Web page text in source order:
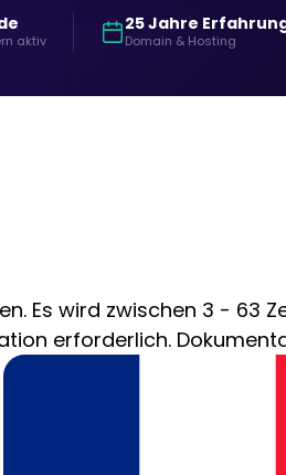
aktiv
25 Jahre
Domain & Hosting
Es wird zwischen 3 - 63
erforderlich.